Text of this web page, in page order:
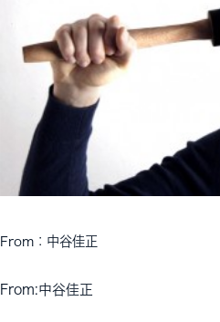
From：中谷佳正
From:中谷佳正